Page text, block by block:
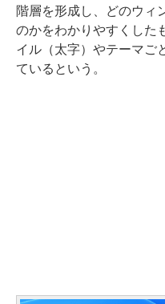
階層を形成し、どのウィ
のかをわかりやすくした
イル（太字）やテーマご
ているという。